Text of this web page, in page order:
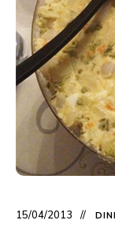
15/04/2013